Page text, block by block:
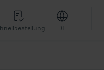
DE